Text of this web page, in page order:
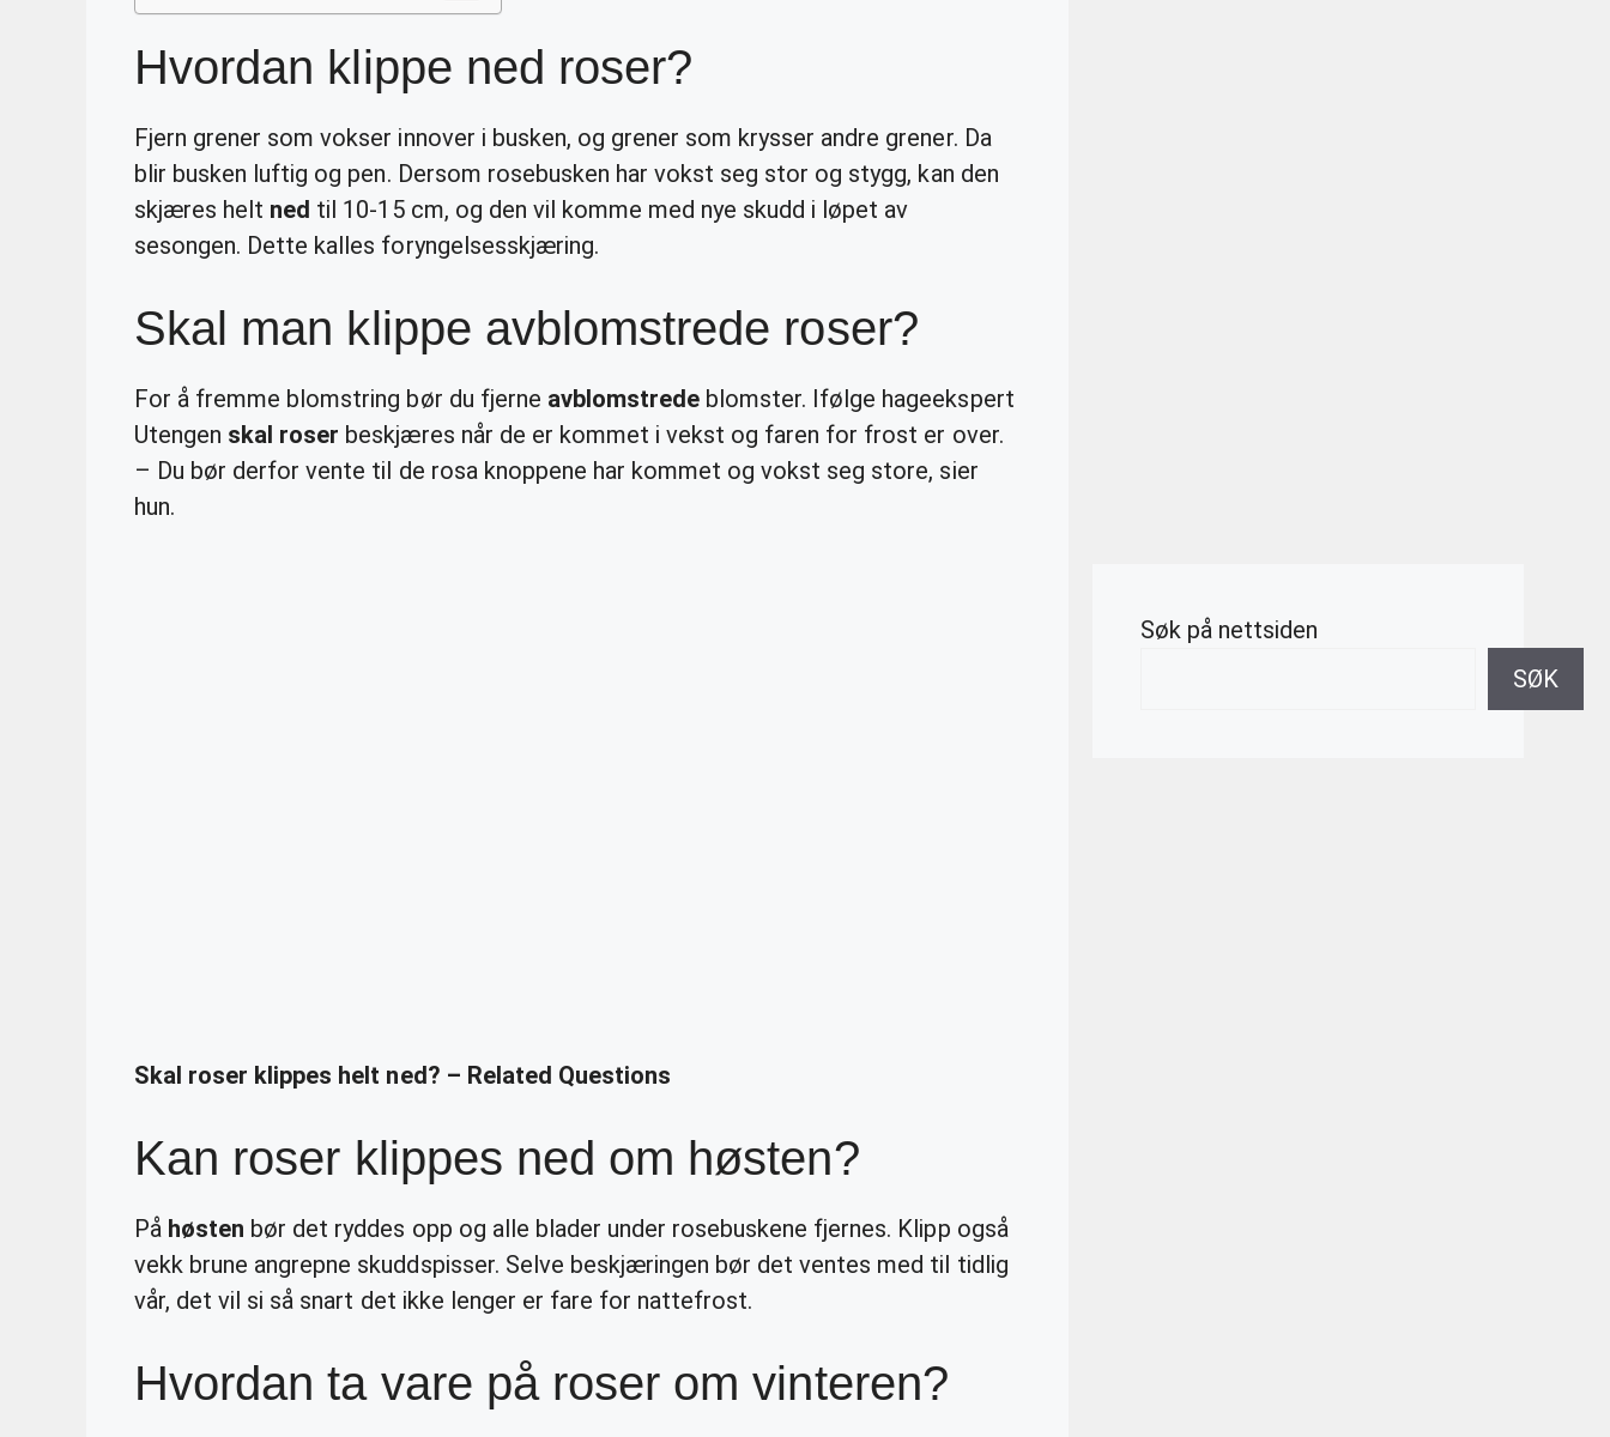
Hvordan klippe ned roser?
Fjern grener som vokser innover i busken, og grener som krysser andre grener. Da
blir busken luftig og pen. Dersom rosebusken har vokst seg stor og stygg, kan den
skjæres helt ned til 10-15 cm, og den vil komme med nye skudd i løpet av
sesongen. Dette kalles foryngelsesskjæring.
Skal man klippe avblomstrede roser?
For å fremme blomstring bør du fjerne avblomstrede blomster. Ifølge hageekspert
Utengen skal roser beskjæres når de er kommet i vekst og faren for frost er over.
– Du bør derfor vente til de rosa knoppene har kommet og vokst seg store, sier
hun.
Skal roser klippes helt ned? – Related Questions
Kan roser klippes ned om høsten?
På høsten bør det ryddes opp og alle blader under rosebuskene fjernes. Klipp også
vekk brune angrepne skuddspisser. Selve beskjæringen bør det ventes med til tidlig
vår, det vil si så snart det ikke lenger er fare for nattefrost.
Hvordan ta vare på roser om vinteren?
Søk på nettsiden
SØK